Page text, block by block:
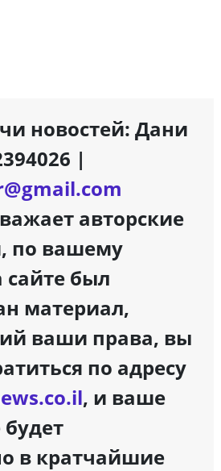
новостей: Дани
|
авторские
по вашему
был
материал,
ваши права, вы
по адресу
, и ваше
в кратчайшие